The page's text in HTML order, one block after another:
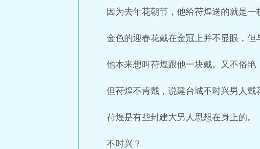
因为去年花朝节，他给苻煌送的就是一
金色的迎春花戴在金冠上并不显眼，但
他本来想叫苻煌跟他一块戴。又不俗艳
但苻煌不肯戴，说建台城不时兴男人戴
苻煌是有些封建大男人思想在身上的。
不时兴？